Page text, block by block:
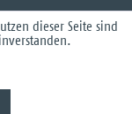
dieser Seite sind